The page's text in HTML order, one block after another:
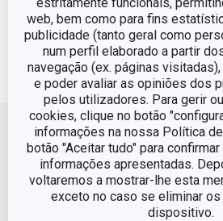
web, bem como para fins
publicidade (tanto geral como
num perfil elaborado a partir
navegação (ex. páginas
e poder avaliar as opiniões dos
pelos utilizadores. Para gerir
cookies, clique no botão
informações na nossa Política
botão "Aceitar tudo" para
informações apresentadas.
voltaremos a mostrar-lhe esta
exceto no caso se eliminar
dispositivo.
Voltar ao